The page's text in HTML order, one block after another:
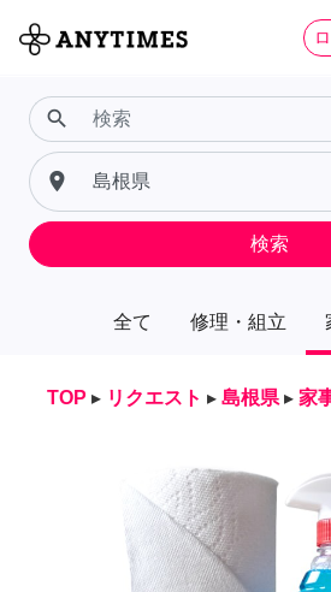
全て 修理・組立
search
place
検索
TOP ▸ リクエスト ▸ 島根県 ▸ 家